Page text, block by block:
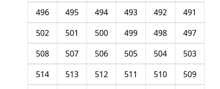
491
492
493
494
495
496
497
498
499
500
501
502
503
504
505
506
507
508
509
510
511
512
513
514